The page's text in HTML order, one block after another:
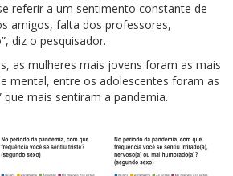
referir a um sentimento constante de
amigos, falta dos professores,
diz o pesquisador.
as mulheres mais jovens foram as mais
mental, entre os adolescentes foram as
que mais sentiram a pandemia.